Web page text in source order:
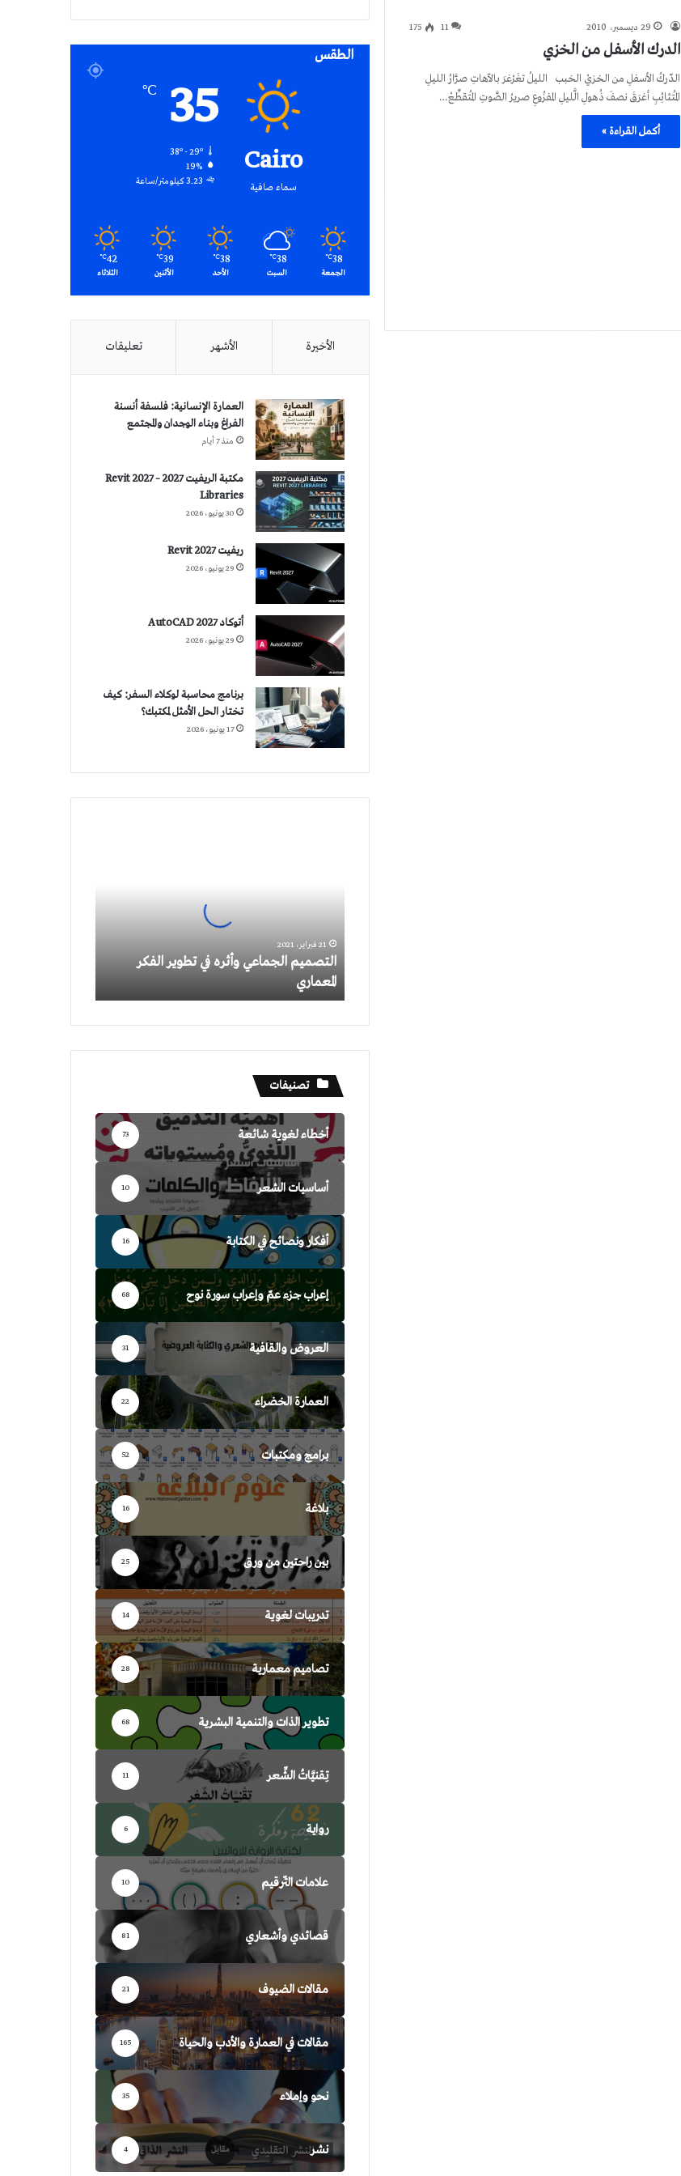
29 ديسمبر، 2010 11
175
الدرك الأسفل من الخزي
الدّركُ الأسفلِ من الخزيْ الخبب الليلُ تغَرْغرَ بالآهاتِ صرَّارُ الليلِ
المُتثائِبِ أغرَقَ نصفَ ذُهولِ الَّليلِ المفزُوعِ صريرُ الصَّوتِ المُتقطِّعْ…
أكمل القراءة »
الطقس
Cairo
سماء صافية
35
℃
38º - 29º
19%
3.23 كيلومتر/ساعة
38
℃
الجمعة
38
℃
السبت
38
℃
الأحد
39
℃
الأثنين
42
℃
الثلاثاء
الأخيرة الأشهر تعليقات
العمارة الإنسانية: فلسفة أنسنة
الفراغ وبناء الوجدان والمجتمع
منذ 7 أيام
مكتبة الريفيت 2027 – Revit 2027
Libraries
30 يونيو، 2026
ريفيت 2027 Revit
29 يونيو، 2026
أتوكاد 2027 AutoCAD
29 يونيو، 2026
برنامج محاسبة لوكلاء السفر: كيف
تختار الحل الأمثل لمكتبك؟
17 يونيو، 2026
21 فبراير، 2021
التصميم الجماعي وأثره في تطوير الفكر
المعماري
تصنيفات
أخطاء لغوية شائعة 73
أساسيات الشعر 10
أفكار ونصائح في الكتابة 16
إعراب جزء عمّ وإعراب سورة نوح 68
العروض والقافية 31
العمارة الخضراء 22
برامج ومكتبات 52
بلاغة 16
بين راحتين من ورق 25
تدريبات لغوية 14
تصاميم معمارية 28
تطوير الذات والتنمية البشرية 68
تِقنيَّاتُ الشِّعر 11
رواية 6
علامات التّرقيم 10
قصائدي وأشعاري 81
مقالات الضيوف 21
مقالات في العمارة والأدب والحياة 165
نحو وإملاء 35
نشر 4